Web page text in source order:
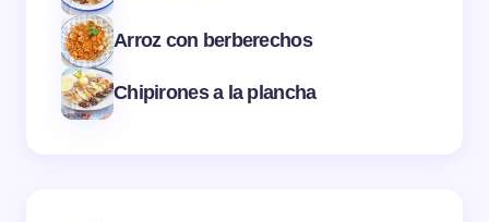
Arroz con berberechos
Chipirones a la plancha